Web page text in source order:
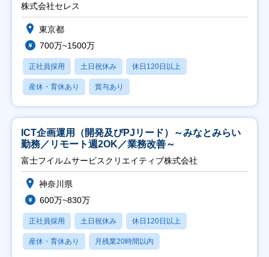
株式会社セレス
東京都
700万~1500万
正社員採用 土日祝休み 休日120日以上
産休・育休あり 賞与あり
ICT企画運用（開発及びPJリード）～みなとみらい
勤務／リモート週2OK／業務改善～
富士フイルムサービスクリエイティブ株式会社
神奈川県
600万~830万
正社員採用 土日祝休み 休日120日以上
産休・育休あり 月残業20時間以内